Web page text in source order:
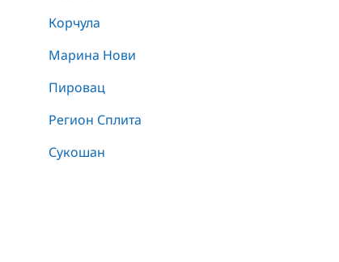
Корчула
Марина Нови
Пировац
Регион Сплита
Сукошан